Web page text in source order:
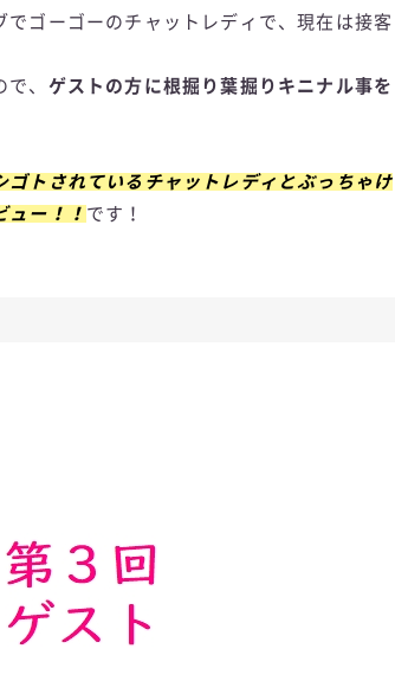
でゴーゴーのチャットレディで、現在は接客
、 ゲストの方に根掘り葉掘りキニナル事を
ゴトされているチャットレディとぶっちゃけ
ュー！！ です！